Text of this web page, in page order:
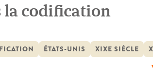
codification
ÉTATS-UNIS XIXE SIÈCLE